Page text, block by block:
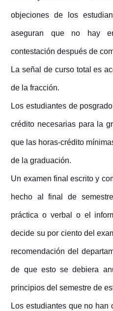
objeciones de los
aseguran que no hay
contestación después de
La señal de curso total es
de la fracción.
Los estudiantes de
crédito necesarias para la
que las horas-crédito
de la graduación.
Un examen final escrito y
hecho al final de
práctica o verbal o el
decide su por ciento del
recomendación del
de que esto se debiera
principios del semestre de
Los estudiantes que no